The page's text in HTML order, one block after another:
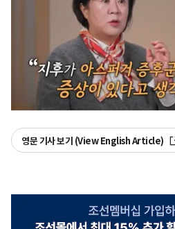
영문 기사 보기 (View English Article)